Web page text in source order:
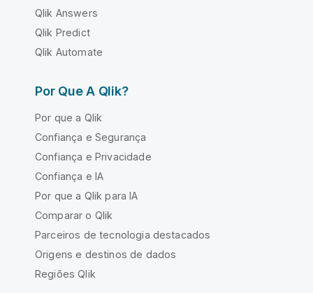
Qlik Answers
Qlik Predict
Qlik Automate
Por Que A Qlik?
Por que a Qlik
Confiança e Segurança
Confiança e Privacidade
Confiança e IA
Por que a Qlik para IA
Comparar o Qlik
Parceiros de tecnologia destacados
Origens e destinos de dados
Regiões Qlik